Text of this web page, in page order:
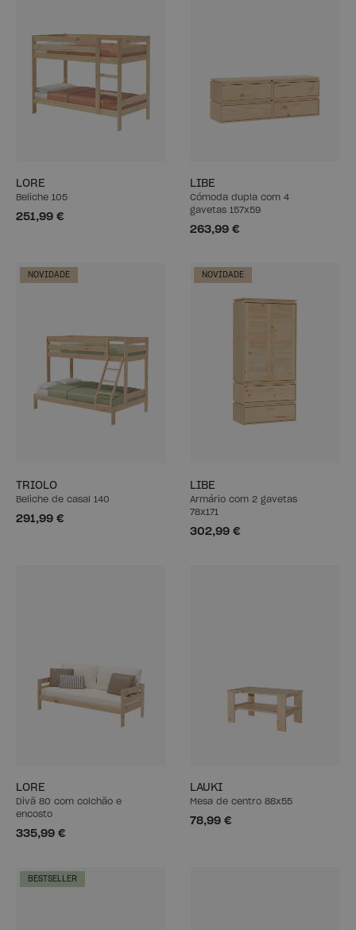
LORE
Beliche 105
251,99 €
LIBE
Cómoda dupla com 4
gavetas 157x59
263,99 €
NOVIDADE
TRIOLO
Beliche de casal 140
291,99 €
NOVIDADE
LIBE
Armário com 2 gavetas
78x171
302,99 €
LORE
Divã 80 com colchão e
encosto
335,99 €
LAUKI
Mesa de centro 88x55
78,99 €
BESTSELLER